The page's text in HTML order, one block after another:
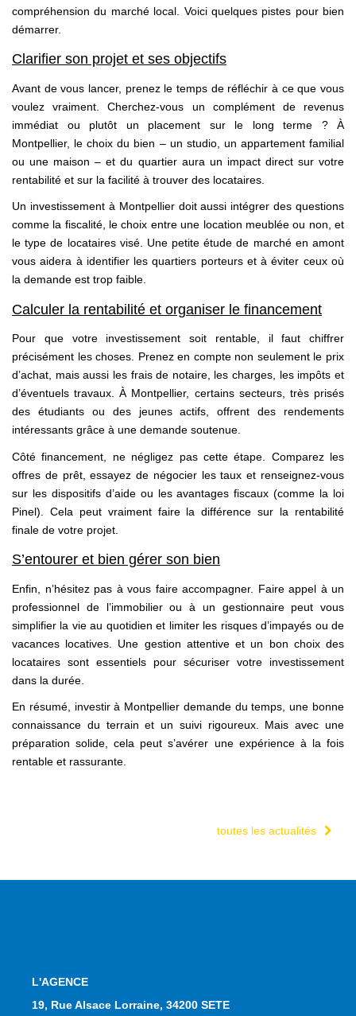
compréhension du marché local. Voici quelques pistes pour bien
démarrer.
Clarifier son projet et ses objectifs
Avant de vous lancer, prenez le temps de réfléchir à ce que vous
voulez vraiment. Cherchez-vous un complément de revenus
immédiat ou plutôt un placement sur le long terme ? À
Montpellier, le choix du bien – un studio, un appartement familial
ou une maison – et du quartier aura un impact direct sur votre
rentabilité et sur la facilité à trouver des locataires.
Un investissement à Montpellier doit aussi intégrer des questions
comme la fiscalité, le choix entre une location meublée ou non, et
le type de locataires visé. Une petite étude de marché en amont
vous aidera à identifier les quartiers porteurs et à éviter ceux où
la demande est trop faible.
Calculer la rentabilité et organiser le financement
Pour que votre investissement soit rentable, il faut chiffrer
précisément les choses. Prenez en compte non seulement le prix
d’achat, mais aussi les frais de notaire, les charges, les impôts et
d’éventuels travaux. À Montpellier, certains secteurs, très prisés
des étudiants ou des jeunes actifs, offrent des rendements
intéressants grâce à une demande soutenue.
Côté financement, ne négligez pas cette étape. Comparez les
offres de prêt, essayez de négocier les taux et renseignez-vous
sur les dispositifs d’aide ou les avantages fiscaux (comme la loi
Pinel). Cela peut vraiment faire la différence sur la rentabilité
finale de votre projet.
S’entourer et bien gérer son bien
Enfin, n’hésitez pas à vous faire accompagner. Faire appel à un
professionnel de l’immobilier ou à un gestionnaire peut vous
simplifier la vie au quotidien et limiter les risques d’impayés ou de
vacances locatives. Une gestion attentive et un bon choix des
locataires sont essentiels pour sécuriser votre investissement
dans la durée.
En résumé, investir à Montpellier demande du temps, une bonne
connaissance du terrain et un suivi rigoureux. Mais avec une
préparation solide, cela peut s’avérer une expérience à la fois
rentable et rassurante.
toutes les actualités
L'AGENCE
19, Rue Alsace Lorraine, 34200 SETE